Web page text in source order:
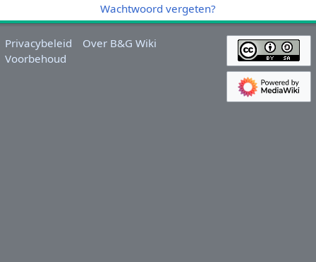
Wachtwoord vergeten?
Privacybeleid
Over B&G Wiki
Voorbehoud